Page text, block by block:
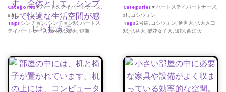
Categories♥ ハートステイパートナーズ,
all,コシウォン
Tags シンチョン, シンチョン駅,ハートス
テイパートナース,新村駅,梨大,短期
Categories♥ ハートステイパートナーズ,
all, コシウォン
Tags2号線, コシウォン,延世大,弘大入口
駅,弘益大,梨花女子大,短期,西江大